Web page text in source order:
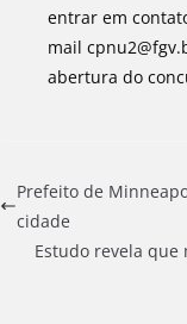
entrar em
mail
abertura do
Prefeito de
cidade
Estudo revela